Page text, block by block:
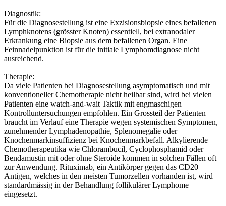
Diagnostik:
Für die Diagnosestellung ist eine Exzisionsbiopsie eines befallenen
Lymphknotens (grösster Knoten) essentiell, bei extranodaler
Erkrankung eine Biopsie aus dem befallenen Organ. Eine
Feinnadelpunktion ist für die initiale Lymphomdiagnose nicht
ausreichend.
Therapie:
Da viele Patienten bei Diagnosestellung asymptomatisch und mit
konventioneller Chemotherapie nicht heilbar sind, wird bei vielen
Patienten eine watch-and-wait Taktik mit engmaschigen
Kontrolluntersuchungen empfohlen. Ein Grossteil der Patienten
braucht im Verlauf eine Therapie wegen systemischen Symptomen,
zunehmender Lymphadenopathie, Splenomegalie oder
Knochenmarkinsuffizienz bei Knochenmarkbefall. Alkylierende
Chemotherapeutika wie Chlorambucil, Cyclophosphamid oder
Bendamustin mit oder ohne Steroide kommen in solchen Fällen oft
zur Anwendung. Rituximab, ein Antikörper gegen das CD20
Antigen, welches in den meisten Tumorzellen vorhanden ist, wird
standardmässig in der Behandlung follikulärer Lymphome
eingesetzt.